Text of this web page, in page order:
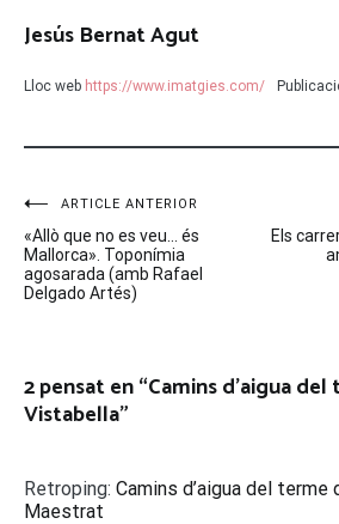
Jesús Bernat Agut
Lloc web https://www.imatgies.com/
Navegació
d'entrades
ARTICLE ANTERIOR
«Allò que no es veu… és
Mallorca». Toponímia
agosarada (amb Rafael
Delgado Artés)
Els
2 pensat en “Camins d’aigua
Vistabella”
Retroping: Camins d’aigua del
Maestrat